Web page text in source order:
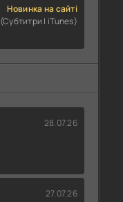
Новинка на сайті
(Субтитри | iTunes)
28.07.26
27.07.26